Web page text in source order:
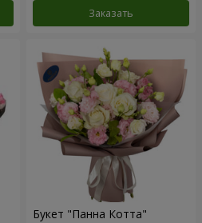
Заказать
Букет "Панна Котта"